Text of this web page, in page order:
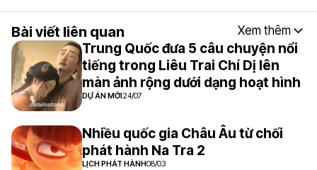
Bài viết liên quan Xem thêm
Trung Quốc đưa 5 câu chuyện nổi
tiếng trong Liêu Trai Chí Dị lên
màn ảnh rộng dưới dạng hoạt hình
DỰ ÁN MỚI24/07
Nhiều quốc gia Châu Âu từ chối
phát hành Na Tra 2
LỊCH PHÁT HÀNH08/03